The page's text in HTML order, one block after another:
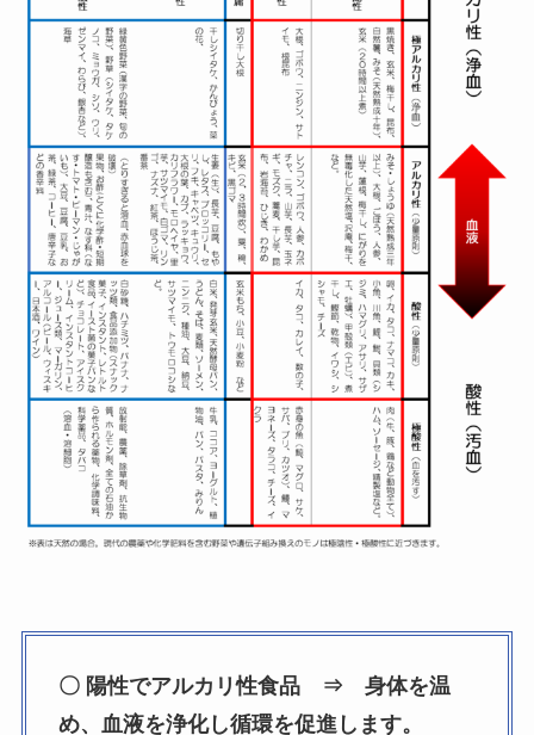
〇 陽性でアルカリ性食品 ⇒ 身体を温
め、血液を浄化し循環を促進します。